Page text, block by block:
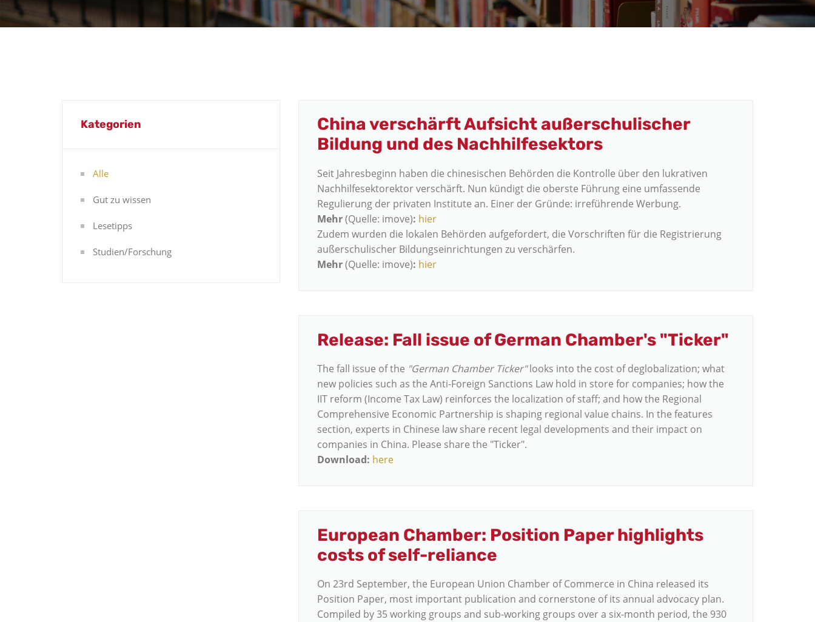
Kategorien
Alle
Gut zu wissen
Lesetipps
Studien/Forschung
China verschärft Aufsicht außerschulischer
Bildung und des Nachhilfesektors
Seit Jahresbeginn haben die chinesischen Behörden die Kontrolle über den lukrativen
Nachhilfesektorektor verschärft. Nun kündigt die oberste Führung eine umfassende
Regulierung der privaten Institute an. Einer der Gründe: irreführende Werbung.
Mehr(Quelle: imove): hier
Zudem wurden die lokalen Behörden aufgefordert, die Vorschriften für die Registrierung
außerschulischer Bildungseinrichtungen zu verschärfen.
Mehr(Quelle: imove): hier
Release: Fall issue of German Chamber's "Ticker"
The fall issue of the "German Chamber Ticker"looks into the cost of deglobalization; what
new policies such as the Anti-Foreign Sanctions Law hold in store for companies; how the
IIT reform (Income Tax Law) reinforces the localization of staff; and how the Regional
Comprehensive Economic Partnership is shaping regional value chains. In the features
section, experts in Chinese law share recent legal developments and their impact on
companies in China. Please share the "Ticker".
Download: here
European Chamber: Position Paper highlights
costs of self-reliance
On 23rd September, the European Union Chamber of Commerce in China released its
Position Paper, most important publication and cornerstone of its annual advocacy plan.
Compiled by 35 working groups and sub-working groups over a six-month period, the 930